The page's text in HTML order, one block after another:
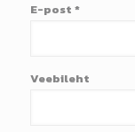
E-post *
Veebileht